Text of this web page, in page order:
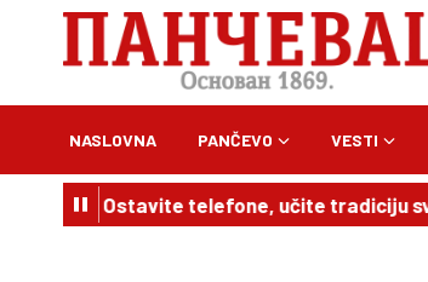
NASLOVNA PANČEVO VESTI
Ostavite telefone, učite tradiciju svojih baka